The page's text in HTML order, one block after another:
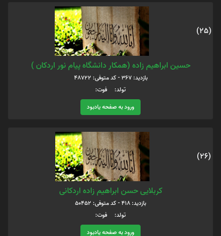
(25)
حسین ابراهیم زاده (همکار دانشگاه پیام نور اردکان )
بازدید: 367 - کد متوفی: 48722
تولد: فوت:
ورود به صفحه یادبود
(26)
کربلایی حسن ابراهیم زاده اردکانی
بازدید: 418 - کد متوفی: 50452
تولد: فوت:
ورود به صفحه یادبود